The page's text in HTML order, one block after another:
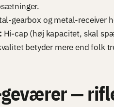
gearbox og metal-receiver
Hi-cap (høj kapacitet, skal
betyder mere end folk
—